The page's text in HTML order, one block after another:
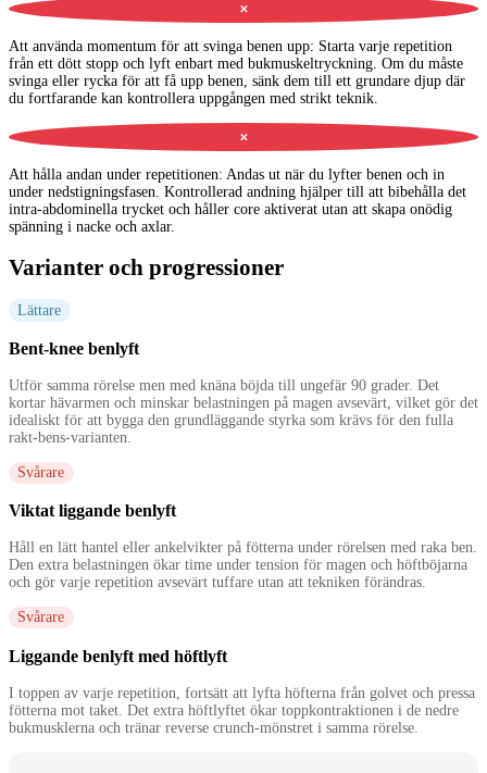
✕
Att använda momentum för att svinga benen upp: Starta varje repetition
från ett dött stopp och lyft enbart med bukmuskeltryckning. Om du måste
svinga eller rycka för att få upp benen, sänk dem till ett grundare djup där
du fortfarande kan kontrollera uppgången med strikt teknik.
✕
Att hålla andan under repetitionen: Andas ut när du lyfter benen och in
under nedstigningsfasen. Kontrollerad andning hjälper till att bibehålla det
intra-abdominella trycket och håller core aktiverat utan att skapa onödig
spänning i nacke och axlar.
Varianter och progressioner
Lättare
Bent-knee benlyft
Utför samma rörelse men med knäna böjda till ungefär 90 grader. Det
kortar hävarmen och minskar belastningen på magen avsevärt, vilket gör det
idealiskt för att bygga den grundläggande styrka som krävs för den fulla
rakt-bens-varianten.
Svårare
Viktat liggande benlyft
Håll en lätt hantel eller ankelvikter på fötterna under rörelsen med raka ben.
Den extra belastningen ökar time under tension för magen och höftböjarna
och gör varje repetition avsevärt tuffare utan att tekniken förändras.
Svårare
Liggande benlyft med höftlyft
I toppen av varje repetition, fortsätt att lyfta höfterna från golvet och pressa
fötterna mot taket. Det extra höftlyftet ökar toppkontraktionen i de nedre
bukmusklerna och tränar reverse crunch-mönstret i samma rörelse.